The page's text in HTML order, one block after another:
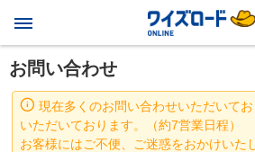
お問い合わせ
現在多くのお問い合わせいただいて
いただいております。（約7営業日程）
お客様にはご不便、ご迷惑をおかけいた